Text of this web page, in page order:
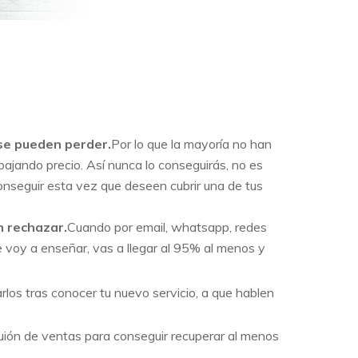
pueden perder.Por lo que la mayoría no han
precio. Así nunca lo conseguirás, no es
esta vez que deseen cubrir una de tus
rechazar.Cuando por email, whatsapp, redes
a enseñar, vas a llegar al 95% al menos y
tras conocer tu nuevo servicio, a que hablen
de ventas para conseguir recuperar al menos